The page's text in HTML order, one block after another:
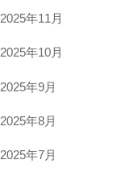
2025年11月
2025年10月
2025年9月
2025年8月
2025年7月